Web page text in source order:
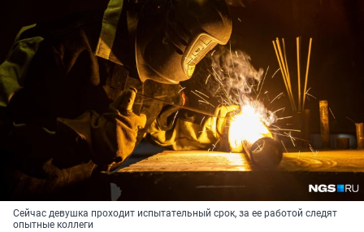
Сейчас девушка проходит испытательный срок, за ее работой следят
опытные коллеги